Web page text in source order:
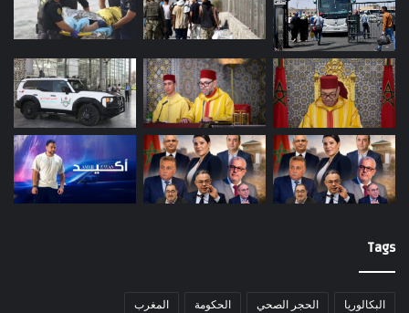
Tags
البكالوريا الحجر الصحي الحكومة المغرب